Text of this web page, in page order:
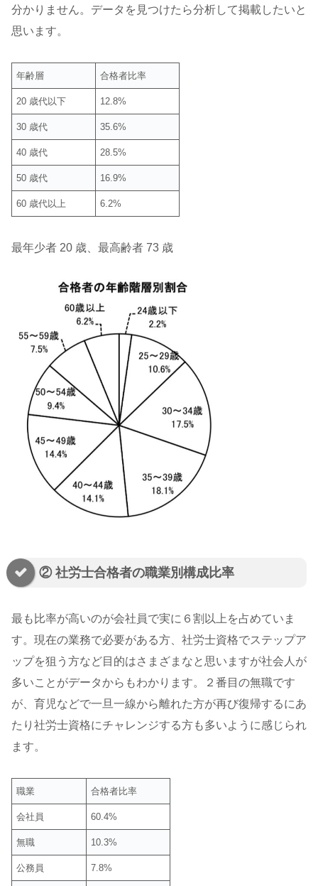
分かりません。データを見つけたら分析して掲載したいと
思います。
年齢層 合格者比率
20 歳代以下 12.8%
30 歳代 35.6%
40 歳代 28.5%
50 歳代 16.9%
60 歳代以上 6.2%
最年少者 20 歳、最高齢者 73 歳
② 社労士合格者の職業別構成比率
最も比率が高いのが会社員で実に６割以上を占めていま
す。現在の業務で必要がある方、社労士資格でステップア
ップを狙う方など目的はさまざまなと思いますが社会人が
多いことがデータからもわかります。２番目の無職です
が、育児などで一旦一線から離れた方が再び復帰するにあ
たり社労士資格にチャレンジする方も多いように感じられ
ます。
職業 合格者比率
会社員 60.4%
無職 10.3%
公務員 7.8%